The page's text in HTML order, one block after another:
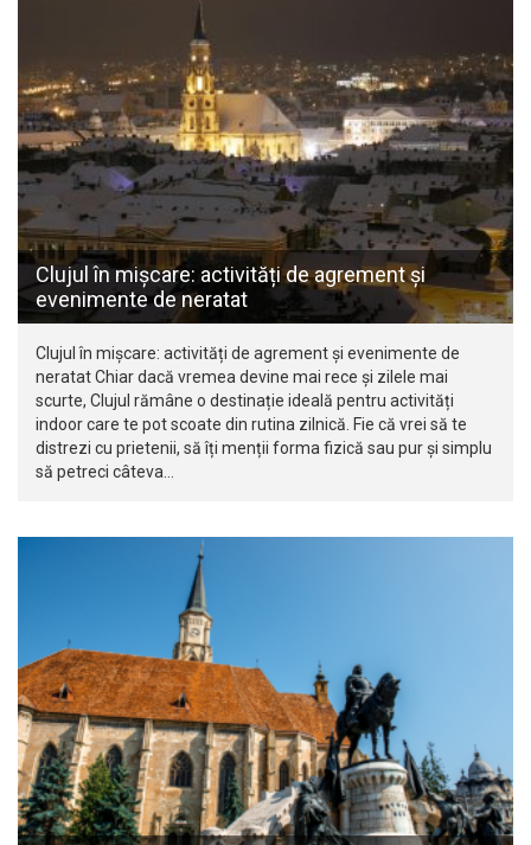
Clujul în mișcare: activități de agrement și
evenimente de neratat
Clujul în mișcare: activități de agrement și evenimente de
neratat Chiar dacă vremea devine mai rece și zilele mai
scurte, Clujul rămâne o destinație ideală pentru activități
indoor care te pot scoate din rutina zilnică. Fie că vrei să te
distrezi cu prietenii, să îți menții forma fizică sau pur și simplu
să petreci câteva…